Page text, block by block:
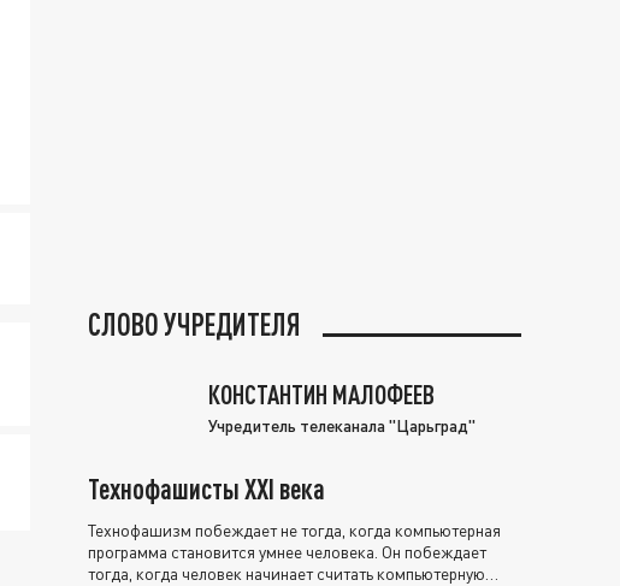
СЛОВО УЧРЕДИТЕЛЯ
КОНСТАНТИН МАЛОФЕЕВ
Учредитель телеканала "Царьград"
Технофашисты XXI века
Технофашизм побеждает не тогда, когда компьютерная
программа становится умнее человека. Он побеждает
тогда, когда человек начинает считать компьютерную